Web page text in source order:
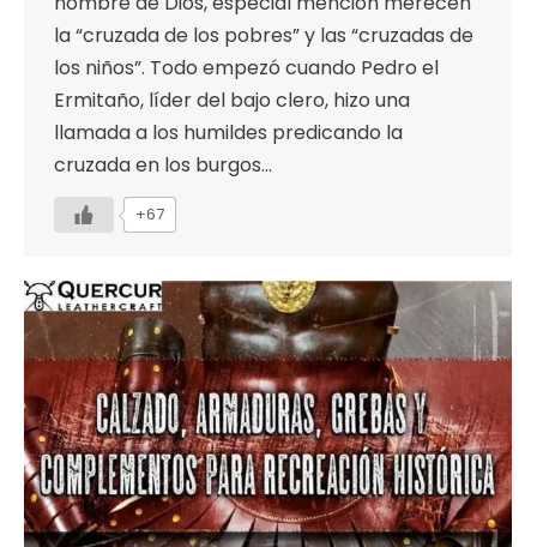
la “cruzada de los pobres” y las “cruzadas de
los niños”. Todo empezó cuando Pedro el
Ermitaño, líder del bajo clero, hizo una
llamada a los humildes predicando la
cruzada en los burgos…
+67